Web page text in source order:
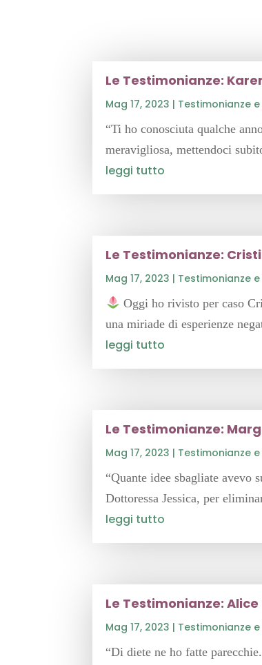
Le Testimonianze:
Mag 17, 2023 | Testimonianze
“Ti ho conosciuta qualche
meravigliosa, mettendoci
leggi tutto
Le Testimonianze:
Mag 17, 2023 | Testimonianze
Oggi ho rivisto per caso
una miriade di esperienze
leggi tutto
Le Testimonianze:
Mag 17, 2023 | Testimonianze
“Quante idee sbagliate avevo
Dottoressa Jessica, per
leggi tutto
Le Testimonianze:
Mag 17, 2023 | Testimonianze
“Di diete ne ho fatte